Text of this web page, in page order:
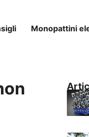
Monopattini